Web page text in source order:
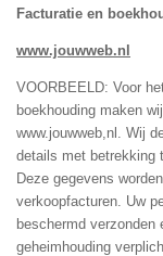
Facturatie en
www.jouwweb.nl
VOORBEELD: Voor
boekhouding maken
www.jouwweb,nl. Wij
details met betrekking
Deze gegevens
verkoopfacturen. Uw
beschermd verzonden
geheimhouding